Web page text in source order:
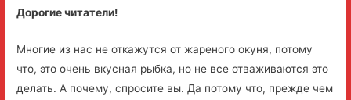
Дорогие читатели!
Многие из нас не откажутся от жареного окуня, потому
что, это очень вкусная рыбка, но не все отваживаются это
делать. А почему, спросите вы. Да потому что, прежде чем